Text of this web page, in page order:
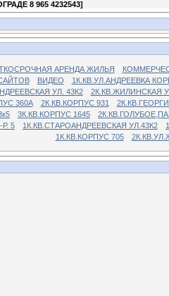
8 965 4232543]
АРЕНДА ЖИЛЬЯ
ВИДЕО
1К.КВ.УЛ.АНДРЕЕВКА
УЛ. 43К2
2К.КВ.ЖИЛИНСКАЯ
360А 2К.КВ.КОРПУС 931
3К.КВ.КОРПУС 1645
5
1К.КВ.СТАРОАНДРЕЕВСКАЯ УЛ.43К2
1К.КВ.КОРПУС 705